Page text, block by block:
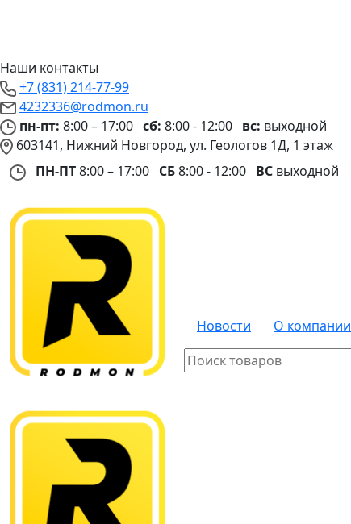
Наши контакты
+7 (831) 214-77-99
4232336@rodmon.ru
пн-пт: 8:00 – 17:00 сб: 8:00 - 12:00 вс: выходной
603141, Нижний Новгород, ул. Геологов 1Д, 1 этаж
ПН-ПТ8:00 – 17:00 СБ8:00 - 12:00 ВС выходной
Новости О компании